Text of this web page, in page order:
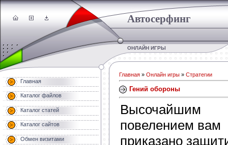
Автосерфинг
ОНЛАЙН ИГРЫ
Главная
Каталог файлов
Каталог статей
Каталог сайтов
Обмен визитами
Главная » Онлайн игры » Стратегии
Гений обороны
Высочайшим
повелением вам
приказано